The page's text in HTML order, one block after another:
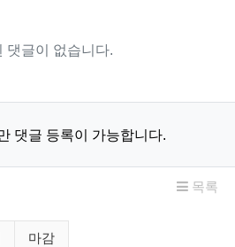
댓글이 없습니다.
댓글 등록이 가능합니다.
목록
록마감